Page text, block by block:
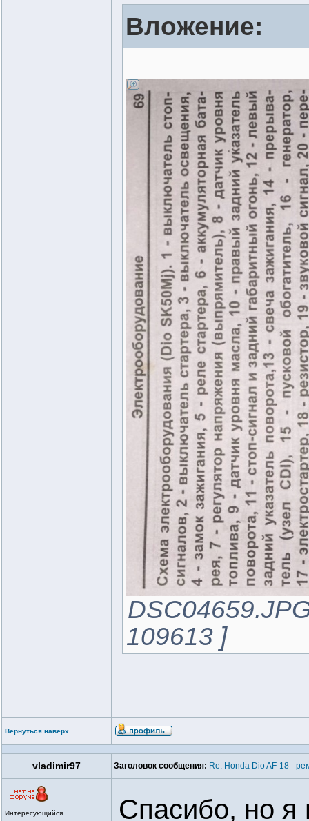
Вложение:
109613 ]
Вернуться наверх
vladimir97 Заголовок сообщения: Re: Honda Dio AF-18 -
Интересующийся Спасибо, но я